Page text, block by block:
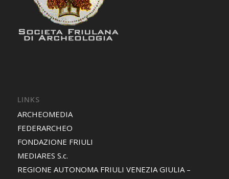
LINKS
ARCHEOMEDIA
FEDERARCHEO
FONDAZIONE FRIULI
MEDIARES S.c.
REGIONE AUTONOMA FRIULI VENEZIA GIULIA –